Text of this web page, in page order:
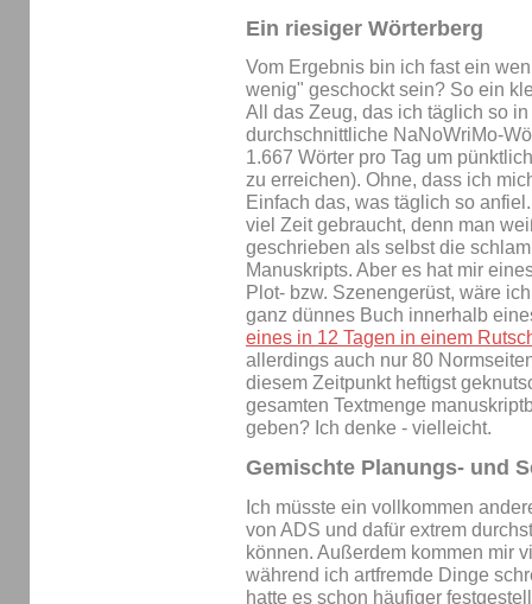
Ein riesiger Wörterberg
Vom Ergebnis bin ich fast ein
wenig" geschockt sein? So ein
All das Zeug, das ich täglich so
durchschnittliche NaNoWriMo-
1.667 Wörter pro Tag um
zu erreichen). Ohne, dass ich
Einfach das, was täglich so
viel Zeit gebraucht, denn man
geschrieben als selbst die
Manuskripts. Aber es hat mir
Plot- bzw. Szenengerüst, wäre
ganz dünnes Buch innerhalb
eines in 12 Tagen in einem
allerdings auch nur 80
diesem Zeitpunkt heftigst
gesamten Textmenge
geben? Ich denke - vielleicht.
Gemischte Planungs- und
Ich müsste ein vollkommen
von ADS und dafür extrem
können. Außerdem kommen mir
während ich artfremde Dinge
hatte es schon häufiger